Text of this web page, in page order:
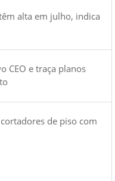
alta em julho, indica
CEO e traça planos
de piso com